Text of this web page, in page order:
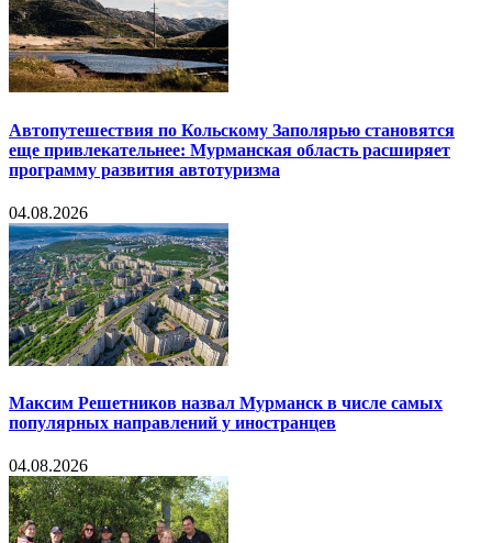
Автопутешествия по Кольскому Заполярью становятся
еще привлекательнее: Мурманская область расширяет
программу развития автотуризма
04.08.2026
Максим Решетников назвал Мурманск в числе самых
популярных направлений у иностранцев
04.08.2026